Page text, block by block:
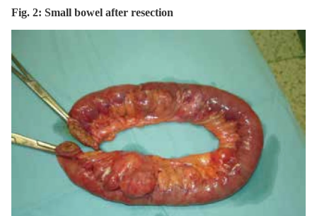
Fig. 2: Small bowel after resection